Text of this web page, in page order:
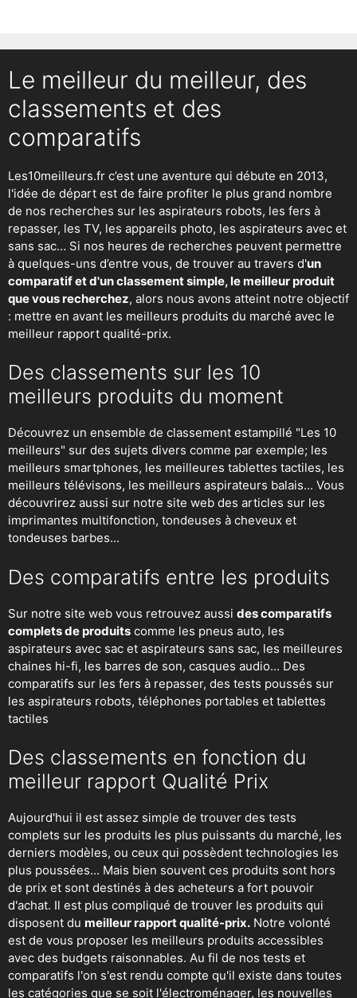
Le meilleur du meilleur, des
classements et des
comparatifs
Les10meilleurs.fr c’est une aventure qui débute en 2013,
l'idée de départ est de faire profiter le plus grand nombre
de nos recherches sur les aspirateurs robots, les fers à
repasser, les TV, les appareils photo, les aspirateurs avec et
sans sac… Si nos heures de recherches peuvent permettre
à quelques-uns d’entre vous, de trouver au travers d'un
comparatif et d'un classement simple, le meilleur produit
que vous recherchez, alors nous avons atteint notre objectif
: mettre en avant les meilleurs produits du marché avec le
meilleur rapport qualité-prix.
Des classements sur les 10
meilleurs produits du moment
Découvrez un ensemble de classement estampillé "Les 10
meilleurs" sur des sujets divers comme par exemple; les
meilleurs smartphones, les meilleures tablettes tactiles, les
meilleurs télévisons, les meilleurs aspirateurs balais... Vous
découvrirez aussi sur notre site web des articles sur les
imprimantes multifonction, tondeuses à cheveux et
tondeuses barbes...
Des comparatifs entre les produits
Sur notre site web vous retrouvez aussi des comparatifs
complets de produits comme les pneus auto, les
aspirateurs avec sac et aspirateurs sans sac, les meilleures
chaines hi-fi, les barres de son, casques audio... Des
comparatifs sur les fers à repasser, des tests poussés sur
les aspirateurs robots, téléphones portables et tablettes
tactiles
Des classements en fonction du
meilleur rapport Qualité Prix
Aujourd'hui il est assez simple de trouver des tests
complets sur les produits les plus puissants du marché, les
derniers modèles, ou ceux qui possèdent technologies les
plus poussées... Mais bien souvent ces produits sont hors
de prix et sont destinés à des acheteurs a fort pouvoir
d'achat. Il est plus compliqué de trouver les produits qui
disposent du meilleur rapport qualité-prix. Notre volonté
est de vous proposer les meilleurs produits accessibles
avec des budgets raisonnables. Au fil de nos tests et
comparatifs l'on s'est rendu compte qu'il existe dans toutes
les catégories que se soit l'électroménager, les nouvelles